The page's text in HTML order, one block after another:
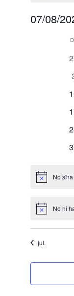
07/08/
0
0
0
0
0
Notice No
Notice No hi
jul.